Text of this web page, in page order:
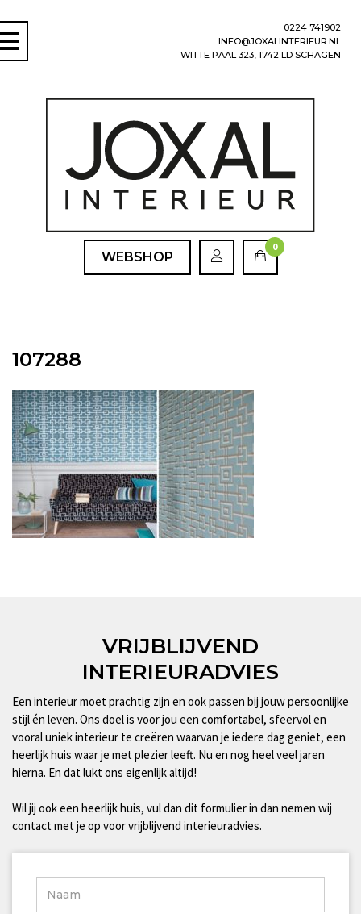
0224 741902
INFO@JOXALINTERIEUR.NL
WITTE PAAL 323, 1742 LD SCHAGEN
WEBSHOP
0
107288
VRIJBLIJVEND
INTERIEURADVIES
Een interieur moet prachtig zijn en ook passen bij jouw persoonlijke
stijl én leven. Ons doel is voor jou een comfortabel, sfeervol en
vooral uniek interieur te creëren waarvan je iedere dag geniet, een
heerlijk huis waar je met plezier leeft. Nu en nog heel veel jaren
hierna. En dat lukt ons eigenlijk altijd!
Wil jij ook een heerlijk huis, vul dan dit formulier in dan nemen wij
contact met je op voor vrijblijvend interieuradvies.